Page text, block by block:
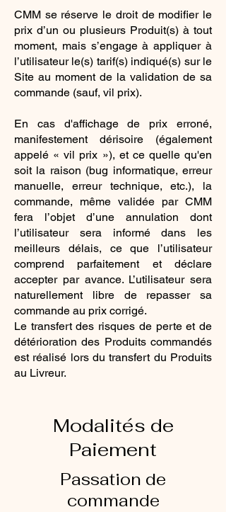
CMM se réserve le droit de modifier le
prix d’un ou plusieurs Produit(s) à tout
moment, mais s’engage à appliquer à
l’utilisateur le(s) tarif(s) indiqué(s) sur le
Site au moment de la validation de sa
commande (sauf, vil prix).
En cas d'affichage de prix erroné,
manifestement dérisoire (également
appelé « vil prix »), et ce quelle qu'en
soit la raison (bug informatique, erreur
manuelle, erreur technique, etc.), la
commande, même validée par CMM
fera l’objet d’une annulation dont
l’utilisateur sera informé dans les
meilleurs délais, ce que l’utilisateur
comprend parfaitement et déclare
accepter par avance. L’utilisateur sera
naturellement libre de repasser sa
commande au prix corrigé.
Le transfert des risques de perte et de
détérioration des Produits commandés
est réalisé lors du transfert du Produits
au Livreur.
Modalités de
Paiement
Passation de
commande